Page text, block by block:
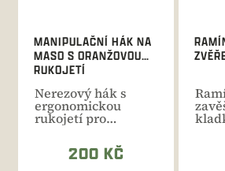
MANIPULAČNÍ HÁK NA
MASO S ORANŽOVOU
RUKOJETÍ
Nerezový hák s
ergonomickou
rukojetí pro
snadnou manipulaci
s masem při jeho...
200 KČ